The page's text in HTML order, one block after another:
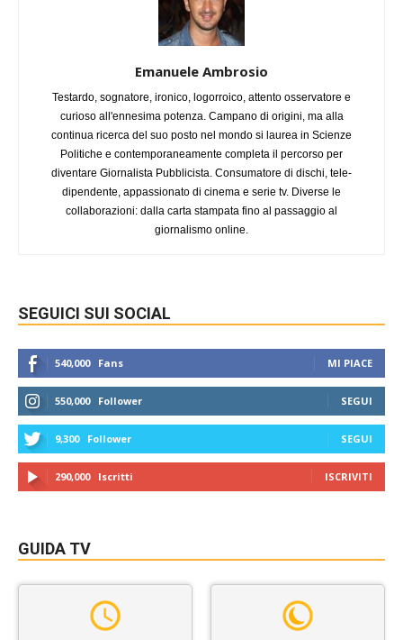
Emanuele Ambrosio
Testardo, sognatore, ironico, logorroico, attento osservatore e
curioso all'ennesima potenza. Campano di origini, ma alla
continua ricerca del suo posto nel mondo si laurea in Scienze
Politiche e contemporaneamente completa il percorso per
diventare Giornalista Pubblicista. Consumatore di dischi, tele-
dipendente, appassionato di cinema e serie tv. Diverse le
collaborazioni: dalla carta stampata fino al passaggio al
giornalismo online.
SEGUICI SUI SOCIAL
540,000 Fans MI PIACE
550,000 Follower SEGUI
9,300 Follower SEGUI
290,000 Iscritti ISCRIVITI
GUIDA TV